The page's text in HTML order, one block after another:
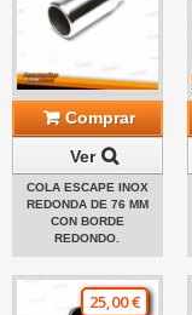
Comprar
Ver
COLA ESCAPE INOX
REDONDA DE 76 MM
CON BORDE
REDONDO.
25,00 €